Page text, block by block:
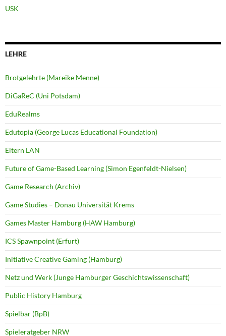
USK
LEHRE
Brotgelehrte (Mareike Menne)
DiGaReC (Uni Potsdam)
EduRealms
Edutopia (George Lucas Educational Foundation)
Eltern LAN
Future of Game-Based Learning (Simon Egenfeldt-Nielsen)
Game Research (Archiv)
Game Studies – Donau Universität Krems
Games Master Hamburg (HAW Hamburg)
ICS Spawnpoint (Erfurt)
Initiative Creative Gaming (Hamburg)
Netz und Werk (Junge Hamburger Geschichtswissenschaft)
Public History Hamburg
Spielbar (BpB)
Spieleratgeber NRW